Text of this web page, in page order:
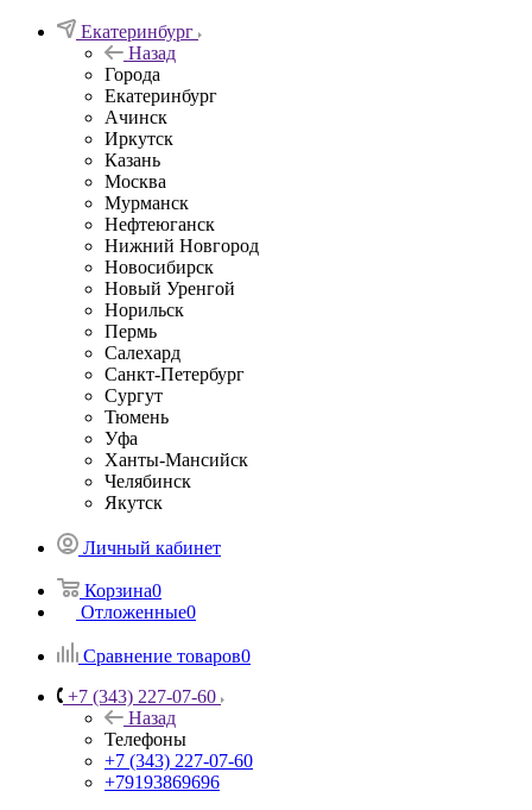
Екатеринбург
Назад
Города
Екатеринбург
Ачинск
Иркутск
Казань
Москва
Мурманск
Нефтеюганск
Нижний Новгород
Новосибирск
Новый Уренгой
Норильск
Пермь
Салехард
Санкт-Петербург
Сургут
Тюмень
Уфа
Ханты-Мансийск
Челябинск
Якутск
Личный кабинет
Корзина0
Отложенные0
Сравнение товаров0
+7 (343) 227-07-60
Назад
Телефоны
+7 (343) 227-07-60
+79193869696